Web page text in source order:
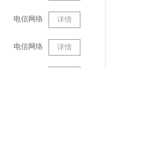
电信网络 详情
电信网络 详情